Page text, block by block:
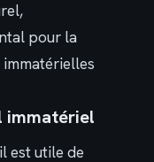
pour la
immatériel
est utile de